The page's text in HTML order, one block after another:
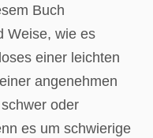
Buch
Weise, wie es
einer leichten
angenehmen
oder
es um schwierige